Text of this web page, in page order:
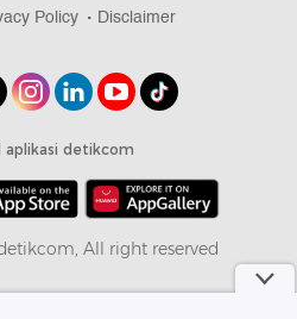
Policy Disclaimer
aplikasi detikcom
All right reserved